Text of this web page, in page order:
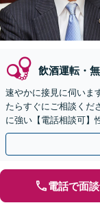
飲酒運転・
速やかに接見に伺いま
たらすぐにご相談くだ
に強い【電話相談可】
電話で面